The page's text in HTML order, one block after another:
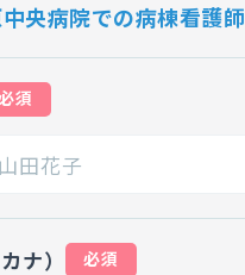
央病院での病棟看護師
須
ナ） 必須